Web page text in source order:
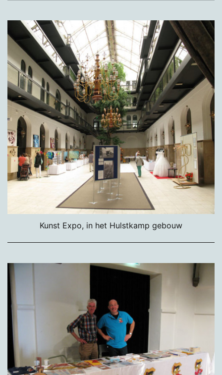
Kunst Expo, in het Hulstkamp gebouw